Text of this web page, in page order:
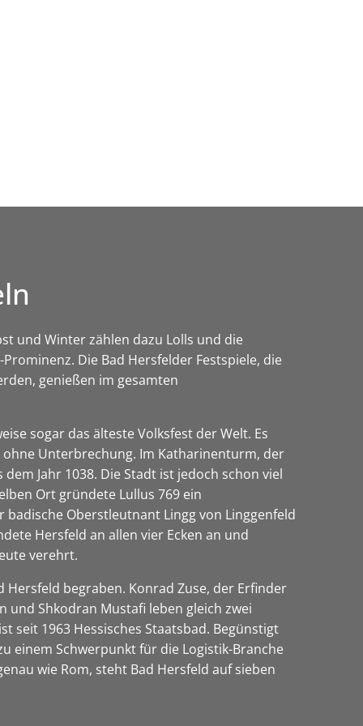
und Winter zählen dazu Lolls und die
Die Bad Hersfelder Festspiele, die
genießen im gesamten
sogar das älteste Volksfest der Welt. Es
ohne Unterbrechung. Im Katharinenturm, der
Jahr 1038. Die Stadt ist jedoch schon viel
Ort gründete Lullus 769 ein
Oberstleutnant Lingg von Linggenfeld
Hersfeld an allen vier Ecken an und
verehrt.
begraben. Konrad Zuse, der Erfinder
und Shkodran Mustafi leben gleich zwei
seit 1963 Hessisches Staatsbad. Begünstigt
einem Schwerpunkt für die Logistik-Branche
wie Rom, steht Bad Hersfeld auf sieben